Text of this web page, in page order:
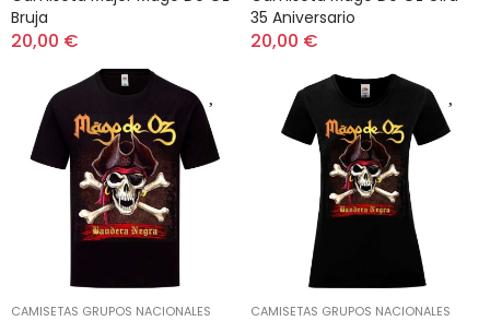
Bruja
20,00 €
35 Aniversario
20,00 €
CAMISETAS GRUPOS NACIONALES CAMISETAS GRUPOS NACIONALES